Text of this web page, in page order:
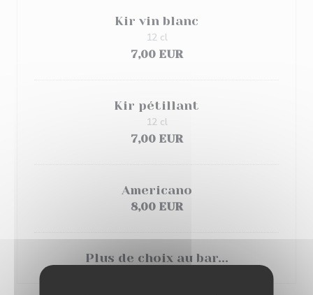
Kir vin blanc
7,00 EUR
12 cl
Kir pétillant
7,00 EUR
12 cl
Americano
8,00 EUR
Plus de choix au bar...